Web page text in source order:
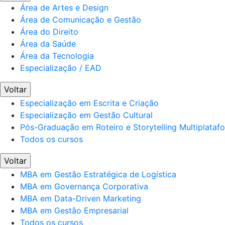
Área de Artes e Design
Área de Comunicação e Gestão
Área do Direito
Área da Saúde
Área da Tecnologia
Especialização / EAD
Voltar
Especialização em Escrita e Criação
Especialização em Gestão Cultural
Pós-Graduação em Roteiro e Storytelling
Todos os cursos
Voltar
MBA em Gestão Estratégica de Logística
MBA em Governança Corporativa
MBA em Data-Driven Marketing
MBA em Gestão Empresarial
Todos os cursos